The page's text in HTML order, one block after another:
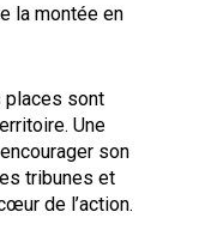
la montée en
places sont
Une
son
tribunes et
de l’action.